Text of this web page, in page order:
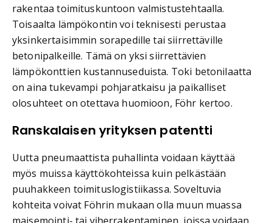
rakentaa toimituskuntoon valmistustehtaalla.
Toisaalta lämpökontin voi teknisesti perustaa
yksinkertaisimmin sorapedille tai siirrettäville
betonipalkeille. Tämä on yksi siirrettävien
lämpökonttien kustannuseduista. Toki betonilaatta
on aina tukevampi pohjaratkaisu ja paikalliset
olosuhteet on otettava huomioon, Föhr kertoo.
Ranskalaisen yrityksen patentti
Uutta pneumaattista puhallinta voidaan käyttää
myös muissa käyttökohteissa kuin pelkästään
puuhakkeen toimituslogistiikassa. Soveltuvia
kohteita voivat Föhrin mukaan olla muun muassa
maisemointi- tai viherrakentaminen, joissa voidaan